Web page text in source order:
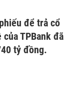
để trả cổ
TPBank đã
tỷ đồng.